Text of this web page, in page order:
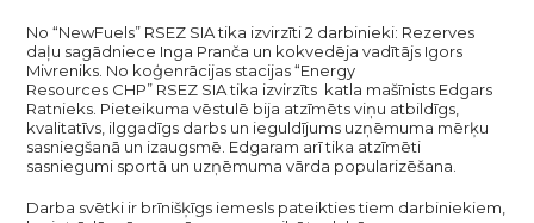
No “NewFuels” RSEZ SIA tika izvirzīti 2 darbinieki: Rezerves
daļu sagādniece Inga Pranča un kokvedēja vadītājs Igors
Mivreniks. No koģenrācijas stacijas “Energy
Resources CHP” RSEZ SIA tika izvirzīts katla mašīnists Edgars
Ratnieks. Pieteikuma vēstulē bija atzīmēts viņu atbildīgs,
kvalitatīvs, ilggadīgs darbs un ieguldījums uzņēmuma mērķu
sasniegšanā un izaugsmē. Edgaram arī tika atzīmēti
sasniegumi sportā un uzņēmuma vārda popularizēšana.
Darba svētki ir brīnišķīgs iemesls pateikties tiem darbiniekiem,